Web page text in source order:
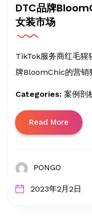
DTC品牌
女装市场
TikTok服务商红毛猩
牌BloomChic的营销
Categories: 案例剖
Read More
PONGO
2023年2月2日